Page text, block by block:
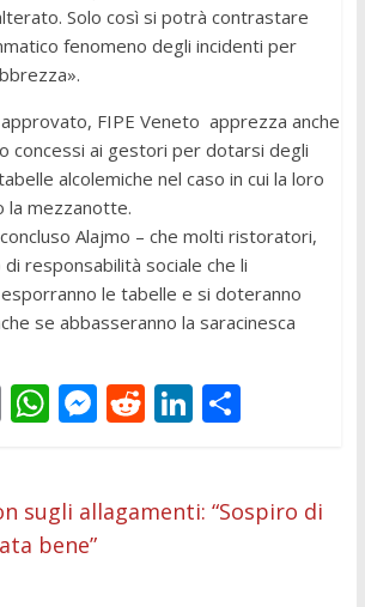
Solo così si potrà contrastare
fenomeno degli incidenti per
FIPE Veneto apprezza anche
concessi ai gestori per dotarsi degli
alcolemiche nel caso in cui la loro
la mezzanotte.
Alajmo – che molti ristoratori,
responsabilità sociale che li
le tabelle e si doteranno
se abbasseranno la saracinesca
E
l
W
s
A
M
e
n
R
di
Li
e
C
di
sugli allagamenti: “Sospiro di
bene”